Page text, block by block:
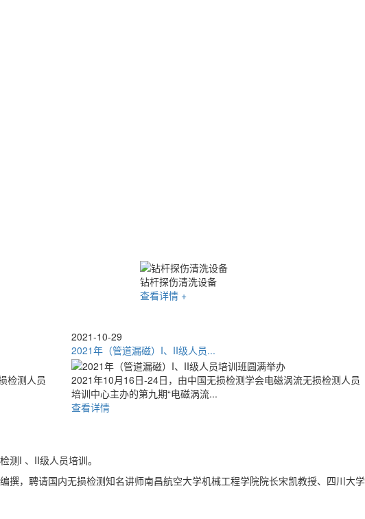
移动式钻杆检测设备
查看详情 +
检测人员
2019-08-15
2019年（管道漏磁）I、II级人员...
为普及无损检测基础知识，推广电磁涡流检测技术，提升检测人员的
理论知识和实操能力，由中国无...
查看详情
测I 、II级人员培训。
，聘请国内无损检测知名讲师南昌航空大学机械工程学院院长宋凯教授、四川大学